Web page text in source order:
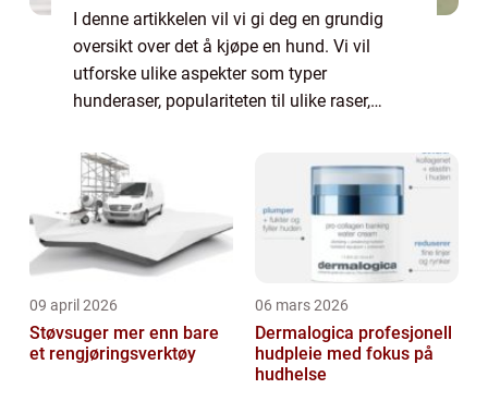
I denne artikkelen vil vi gi deg en grundig
oversikt over det å kjøpe en hund. Vi vil
utforske ulike aspekter som typer
hunderaser, populariteten til ulike raser,
og diskutere hvordan ulike kjøperfaringer k...
09 april 2026
Støvsuger mer enn bare
et rengjøringsverktøy
06 mars 2026
Dermalogica profesjonell
hudpleie med fokus på
hudhelse